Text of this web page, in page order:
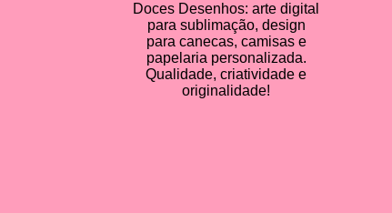
Doces Desenhos: arte digital
para sublimação, design
para canecas, camisas e
papelaria personalizada.
Qualidade, criatividade e
originalidade!